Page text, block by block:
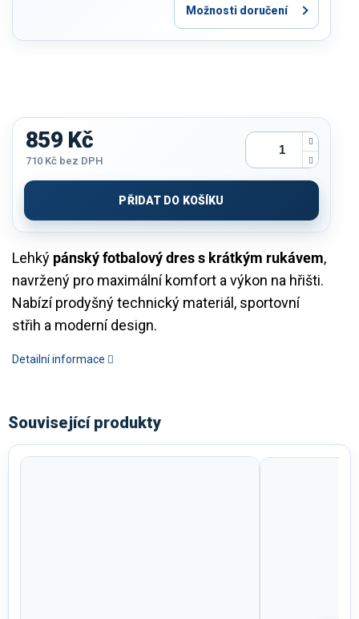
Možnosti doručení
Lehký pánský fotbalový dres s krátkým rukávem,
navržený pro maximální komfort a výkon na hřišti.
Nabízí prodyšný technický materiál, sportovní
střih a moderní design.
Detailní informace
859 Kč
710 Kč bez DPH
cena:
PŘIDAT DO KOŠÍKU
Související produkty